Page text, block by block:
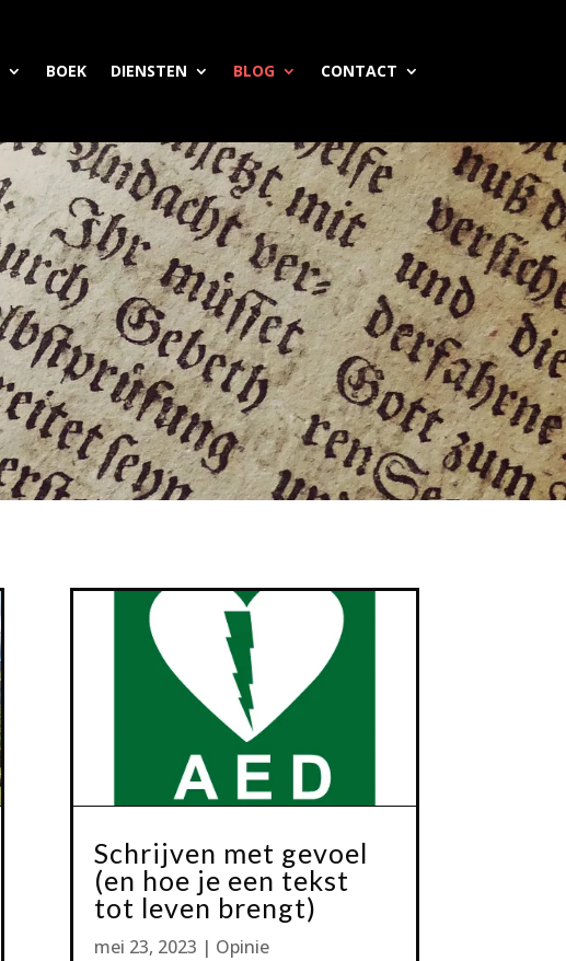
BOEK DIENSTEN BLOG CONTACT
Schrijven met gevoel
(en hoe je een tekst
tot leven brengt)
mei 23, 2023 | Opinie